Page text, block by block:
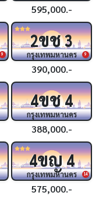
595,000.-
9 9
2ขช3
กรุงเทพมหานคร
390,000.-
4ขช4
กรุงเทพมหานคร
388,000.-
14
4ขญ4
กรุงเทพมหานคร
575,000.-